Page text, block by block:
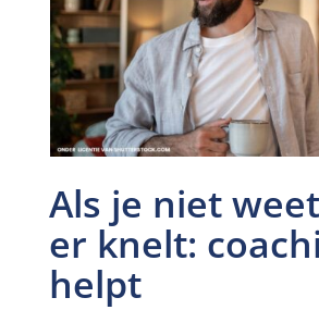
Als je niet
er knelt:
helpt